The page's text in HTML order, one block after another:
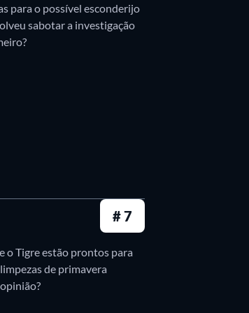
para o possível esconderijo
sabotar a investigação
# 7
o Tigre estão prontos para
de primavera